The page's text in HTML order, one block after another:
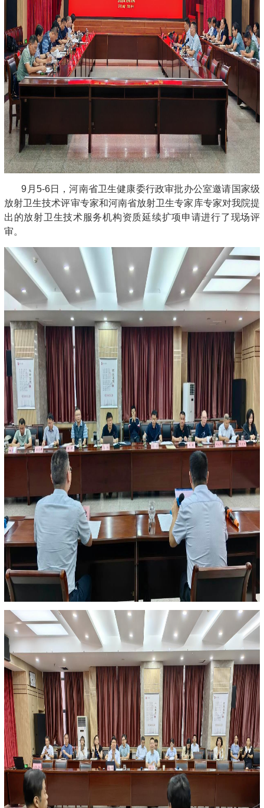
9月5-6日，河南省卫生健康委行政审批办公室邀请国家级
放射卫生技术评审专家和河南省放射卫生专家库专家对我院提
出的放射卫生技术服务机构资质延续扩项申请进行了现场评
审。